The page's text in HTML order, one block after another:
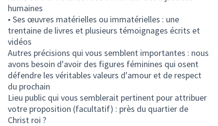
humaines
• Ses œuvres matérielles ou immatérielles : une
trentaine de livres et plusieurs témoignages écrits et
vidéos
Autres précisions qui vous semblent importantes : nous
avons besoin d'avoir des figures féminines qui osent
défendre les véritables valeurs d'amour et de respect
du prochain
Lieu public qui vous semblerait pertinent pour attribuer
votre proposition (facultatif) : près du quartier de
Christ roi ?